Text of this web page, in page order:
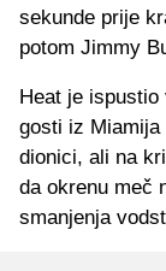
sekunde prije
potom Jimmy
Heat je
gosti iz Miamija
dionici, ali na
da okrenu meč
smanjenja